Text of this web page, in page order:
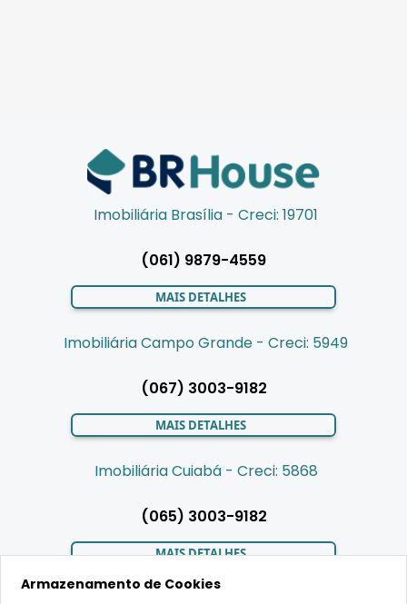
Imobiliária Brasília - Creci: 19701
(061) 9879-4559
MAIS DETALHES
Imobiliária Campo Grande - Creci: 5949
(067) 3003-9182
MAIS DETALHES
Imobiliária Cuiabá - Creci: 5868
(065) 3003-9182
MAIS DETALHES
Armazenamento de Cookies